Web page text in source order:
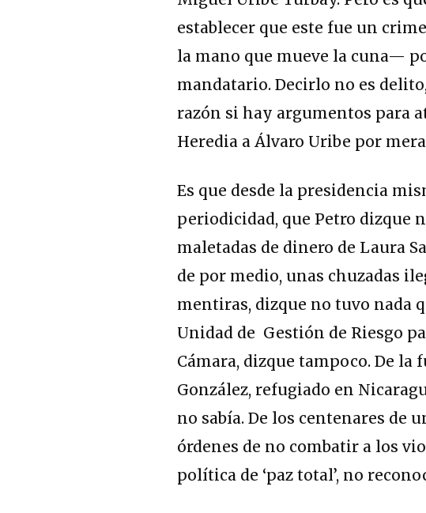
establecer que este fue un
la mano que mueve la cuna—
mandatario. Decirlo no es
razón si hay argumentos para
Heredia a Álvaro Uribe por
Es que desde la presidencia
periodicidad, que Petro dizque
maletadas de dinero de Laura
de por medio, unas chuzadas
mentiras, dizque no tuvo nada
Unidad de Gestión de Riesgo
Cámara, dizque tampoco. De
González, refugiado en
no sabía. De los centenares de
órdenes de no combatir a los
política de ‘paz total’, no